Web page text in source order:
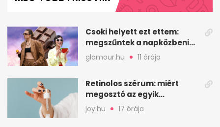
minute,
Csoki helyett ezt ettem:
megszűntek a napközbeni
nassolási rohamok
glamour.hu 11 órája
Retinolos szérum: miért
megosztó az egyik
leghatásosabb
öregedésgátló?
joy.hu 17 órája